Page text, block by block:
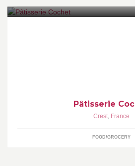
Pâtisserie
Crest, France
FOOD/GROCERY